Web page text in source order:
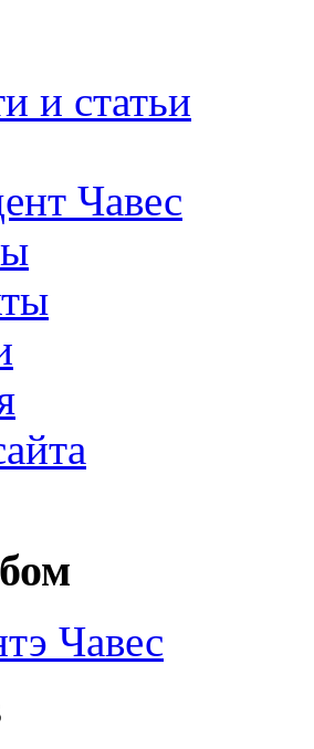
и статьи
Чавес
Чавес